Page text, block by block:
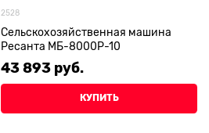
2528
Сельскохозяйственная машина
Ресанта МБ-8000P-10
43 893 руб.
КУПИТЬ